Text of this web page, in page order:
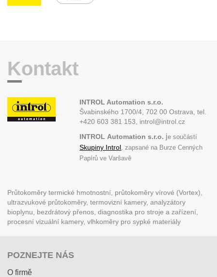
Kontakt
INTROL Automation s.r.o.
Švabinského 1700/4, 702 00 Ostrava,tel.
+420 603 381 153, introl@introl.cz
INTROL Automation s.r.o. je součástí
Skupiny Introl , zapsané na Burze Cenných
Papírů ve Varšavě
Průtokoměry termické hmotnostní, průtokoměry vírové (Vortex),
ultrazvukové průtokoměry, termovizní kamery, analyzátory
bioplynu, bezdrátový přenos, diagnostika pro stroje a zařízení,
procesní vizuální kamery, vlhkoměry pro sypké materiály
POZNEJTE NÁS
O firmě